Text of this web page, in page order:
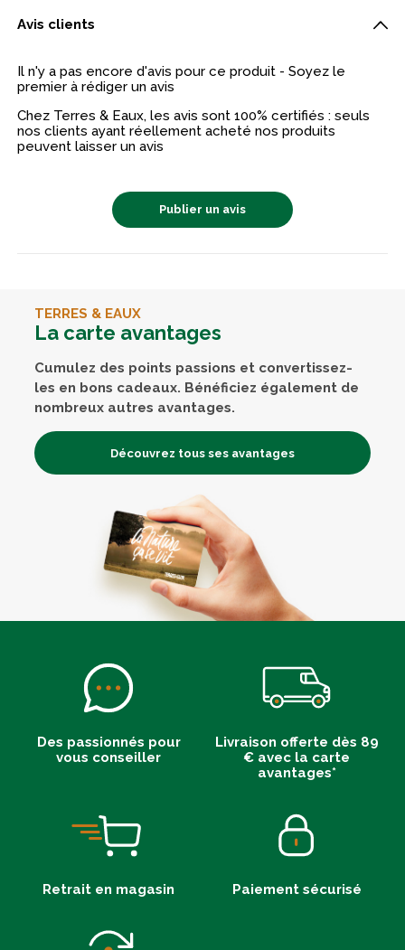
Avis clients
Il n'y a pas encore d'avis pour ce produit - Soyez le
premier à rédiger un avis
Chez Terres & Eaux, les avis sont 100% certifiés : seuls
nos clients ayant réellement acheté nos produits
peuvent laisser un avis
Publier un avis
TERRES & EAUX
La carte avantages
Cumulez des points passions et convertissez-
les en bons cadeaux. Bénéficiez également de
nombreux autres avantages.
Découvrez tous ses avantages
Des passionnés pour
vous conseiller
Livraison offerte dès 89
€ avec la carte
avantages*
Retrait en magasin Paiement sécurisé